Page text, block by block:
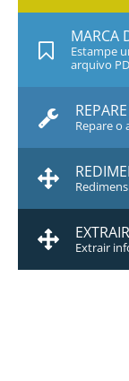
MARCA
Estampe
arquivo
REPARE
Repare o
EXTRAIR
Extrair